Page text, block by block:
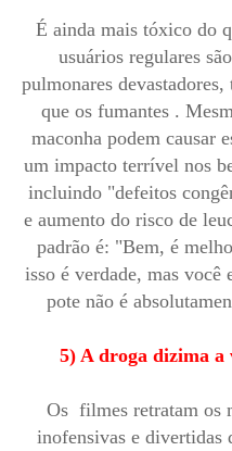
É ainda mais tóxico do
usuários regulares
pulmonares
que os fumantes .
maconha podem causar
um impacto terrível nos
incluindo "defeitos
e aumento do risco de
padrão é: "Bem, é
isso é verdade, mas você
pote não é
5) A droga dizima a
Os filmes retratam os
inofensivas e divertidas